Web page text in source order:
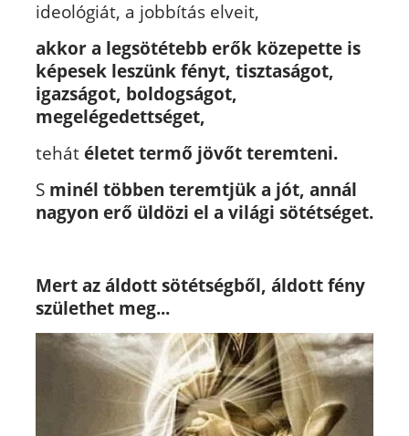
ideológiát, a jobbítás elveit,
akkor a legsötétebb erők közepette is
képesek leszünk fényt, tisztaságot,
igazságot, boldogságot,
megelégedettséget,
tehát életet termő jövőt teremteni.
S minél többen teremtjük a jót, annál
nagyon erő üldözi el a világi sötétséget.
Mert az áldott sötétségből, áldott fény
születhet meg...